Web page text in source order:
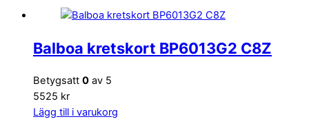
Balboa kretskort BP6013G2 C8Z
Betygsatt 0 av 5
5525 kr
Lägg till i varukorg